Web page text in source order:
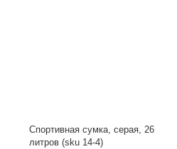
Спортивная сумка, серая, 26
литров (sku 14-4)